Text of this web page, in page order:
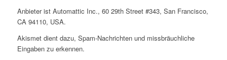
Anbieter ist Automattic Inc., 60 29th Street #343, San Francisco,
CA 94110, USA.
Akismet dient dazu, Spam-Nachrichten und missbräuchliche
Eingaben zu erkennen.